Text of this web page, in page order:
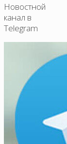
Новостной
канал в
Telegram